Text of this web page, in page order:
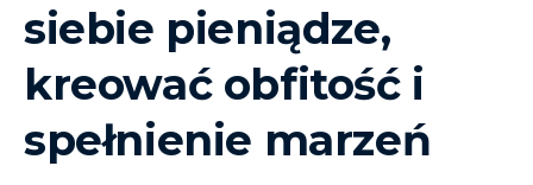
siebie pieniądze,
kreować obfitość i
spełnienie marzeń